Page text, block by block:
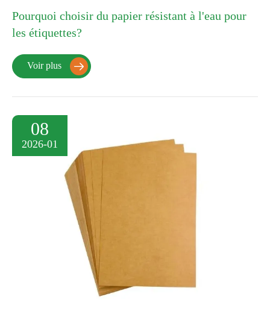
Pourquoi choisir du papier résistant à l'eau pour
les étiquettes?
Voir plus 
08
2026-01